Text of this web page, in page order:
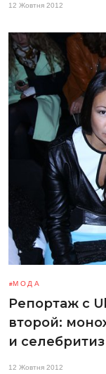
12 Жовтня 2012
МОДА
Репортаж с
второй:
и селебритиз
12 Жовтня 2012